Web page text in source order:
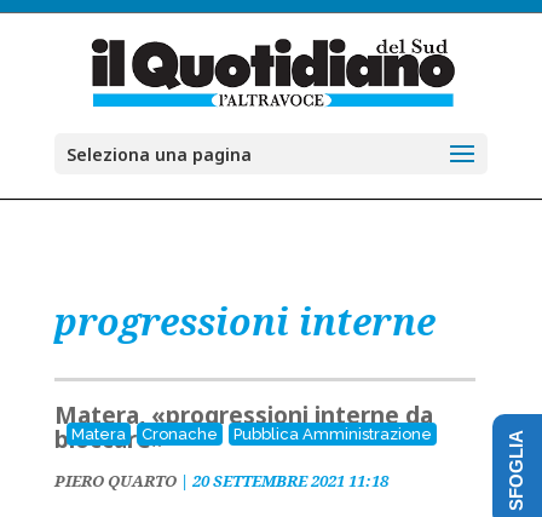
Seleziona una pagina
progressioni interne
Matera Cronache Pubblica Amministrazione
Matera, «progressioni interne da
bloccare»
PIERO QUARTO| 20 SETTEMBRE 2021 11:18 SFOGLIA